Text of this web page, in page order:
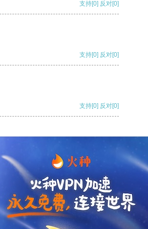
支持[0] 反对[0]
支持[0] 反对[0]
支持[0] 反对[0]
支持
支持[0] 反对[0]